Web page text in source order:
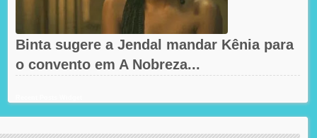
Binta sugere a Jendal mandar Kênia para
o convento em A Nobreza...